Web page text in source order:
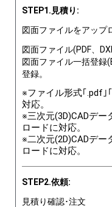
STEP1.見積り:
図面ファイルをアップ
図面ファイル(PDF、
図面ファイル一括登録
登録。
※ファイル形式｢.pdf｣
対応。
※三次元(3D)CADデ
ロードに対応。
※二次元(2D)CADデ
ロードに対応。
STEP2.依頼:
見積り確認･注文